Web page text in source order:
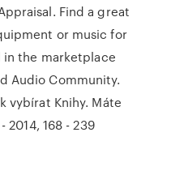
Find a great
or music for
the marketplace
Audio Community.
vybírat Knihy. Máte
2014, 168 - 239